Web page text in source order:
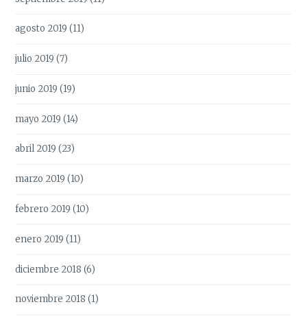
agosto 2019 (11)
julio 2019 (7)
junio 2019 (19)
mayo 2019 (14)
abril 2019 (23)
marzo 2019 (10)
febrero 2019 (10)
enero 2019 (11)
diciembre 2018 (6)
noviembre 2018 (1)